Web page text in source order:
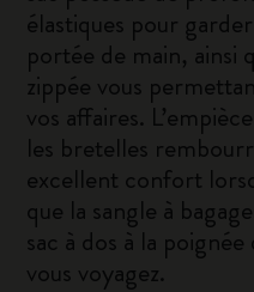
élastiques pour
portée de main, ainsi
zippée vous
vos affaires.
les bretelles
excellent confort
que la sangle à
sac à dos à la
vous voyagez.